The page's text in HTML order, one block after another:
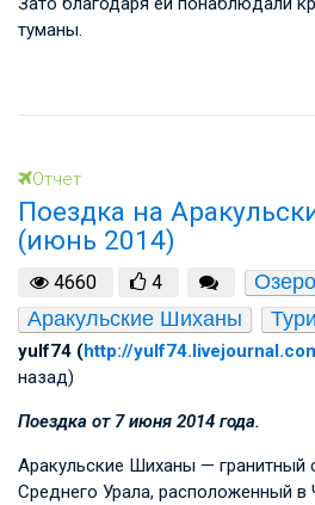
туманы.
Отчет
Поездка на
(июнь 2014)
4660 4
Аракульские Шиханы
yulf74 (http://
назад)
Поездка от 7 июня 2014 года.
Аракульские Шиханы — гранитный
Среднего Урала, расположенный в